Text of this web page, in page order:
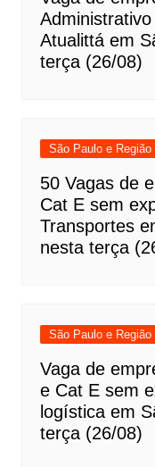
Atualittá em
terça (26/08)
São Paulo e Região
50 Vagas de
Cat E sem
Transportes
nesta terça
São Paulo e Região
Vaga de
e Cat E sem
logística em
terça (26/08)